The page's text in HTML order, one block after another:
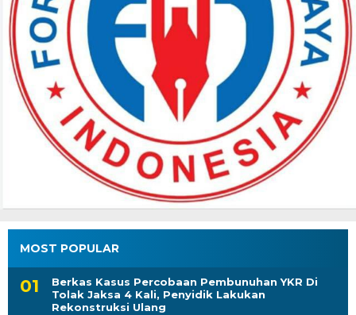
MOST POPULAR
Berkas Kasus Percobaan Pembunuhan YKR Di
Tolak Jaksa 4 Kali, Penyidik Lakukan
Rekonstruksi Ulang